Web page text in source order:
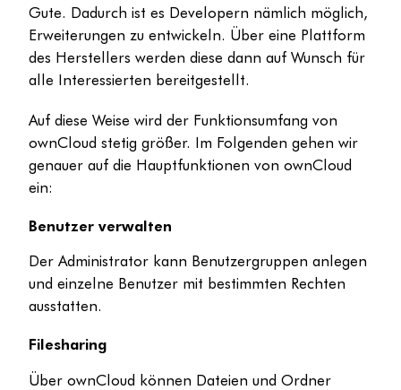
Gute. Dadurch ist es Developern nämlich möglich,
Erweiterungen zu entwickeln. Über eine Plattform
des Herstellers werden diese dann auf Wunsch für
alle Interessierten bereitgestellt.
Auf diese Weise wird der Funktionsumfang von
ownCloud stetig größer. Im Folgenden gehen wir
genauer auf die Hauptfunktionen von ownCloud
ein:
Benutzer verwalten
Der Administrator kann Benutzergruppen anlegen
und einzelne Benutzer mit bestimmten Rechten
ausstatten.
Filesharing
Über ownCloud können Dateien und Ordner